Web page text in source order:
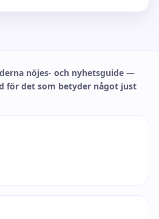
nöjes- och nyhetsguide —
för det som betyder något just